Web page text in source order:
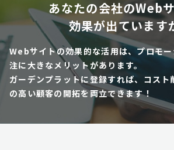
あなたの会社のWeb
効果が出ています
Webサイトの効果的な活用は、プロモ
注に大きなメリットがあります。
ガーデンプラットに登録すれば、コスト
の高い顧客の開拓を両立できます！